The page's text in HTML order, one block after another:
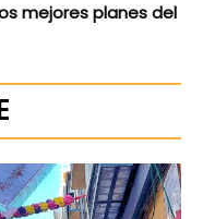
mejores planes del